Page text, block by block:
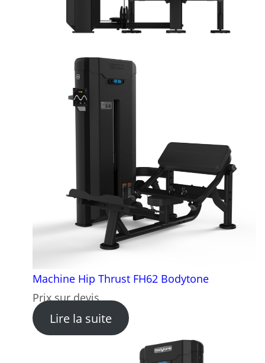
Machine Hip Thrust FH62 Bodytone
Prix sur devis
Lire la suite: Machine Hip Thrust FH62